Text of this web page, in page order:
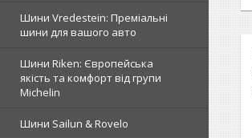
Шини Vredestein: Преміальні
шини для вашого авто
Шини Riken: Європейська
якість та комфорт від групи
Michelin
Шини Sailun & Rovelo